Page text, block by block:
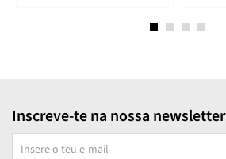
Inscreve-te na nossa newsletter